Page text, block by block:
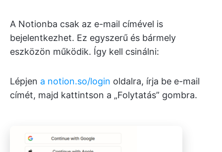
A Notionba csak az e-mail címével is
bejelentkezhet. Ez egyszerű és bármely
eszközön működik. Így kell csinálni:
Lépjen a notion.so/login oldalra, írja be e-mail
címét, majd kattintson a „Folytatás” gombra.